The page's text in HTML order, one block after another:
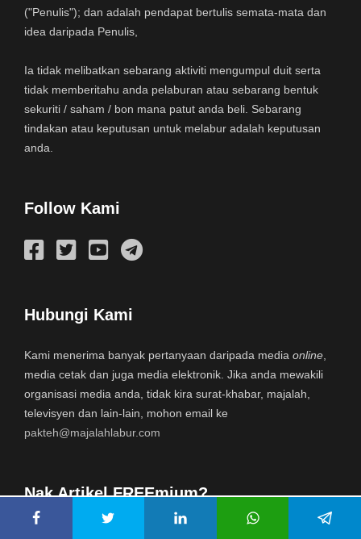
("Penulis"); dan adalah pendapat bertulis semata-mata dan
idea daripada Penulis,
Ia tidak melibatkan sebarang aktiviti mengumpul duit serta
tidak memberitahu anda pelaburan atau sebarang bentuk
sekuriti / saham / bon mana patut anda beli. Sebarang
tindakan atau keputusan untuk melabur adalah keputusan
anda.
Follow Kami
Hubungi Kami
Kami menerima banyak pertanyaan daripada media online
media cetak dan juga media elektronik. Jika anda mewakili
organisasi media anda, tidak kira surat-khabar, majalah,
televisyen dan lain-lain, mohon email ke
pakteh@majalahlabur.com
Nak Artikel FREEmium?